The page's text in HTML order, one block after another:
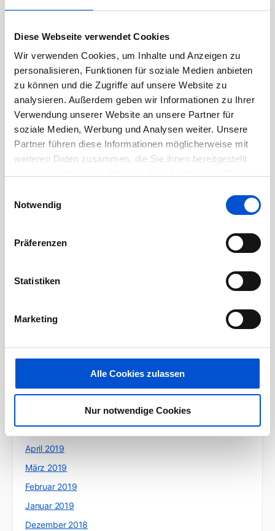
Diese Webseite verwendet Cookies
Wir verwenden Cookies, um Inhalte und Anzeigen zu
personalisieren, Funktionen für soziale Medien anbieten
zu können und die Zugriffe auf unsere Website zu
analysieren. Außerdem geben wir Informationen zu Ihrer
Verwendung unserer Website an unsere Partner für
soziale Medien, Werbung und Analysen weiter. Unsere
Partner führen diese Informationen möglicherweise mit
weiteren Daten zusammen, die Sie ihnen bereitgestellt
Notwendig
Präferenzen
Statistiken
Marketing
Alle Cookies zulassen
Nur notwendige Cookies
März 2021
Dezember 2020
November 2020
Oktober 2020
September 2020
August 2020
Juli 2020
Mai 2020
März 2020
Januar 2020
November 2019
Juli 2019
Mai 2019
April 2019
März 2019
Februar 2019
Januar 2019
Dezember 2018